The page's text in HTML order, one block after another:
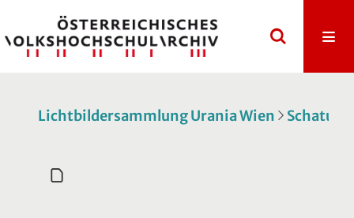
Lichtbildersammlung Urania Wien